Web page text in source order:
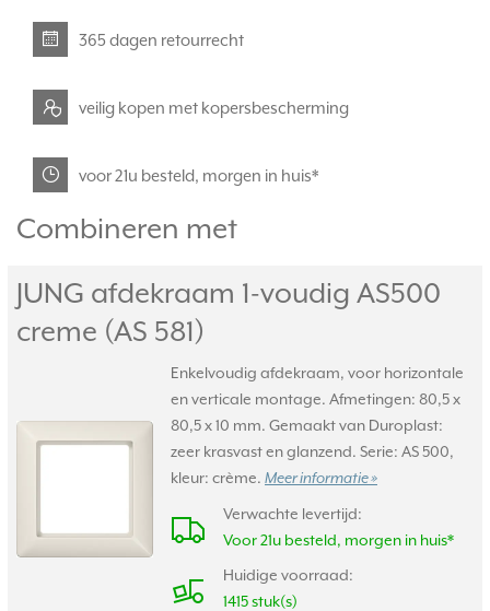
365 dagen retourrecht
veilig kopen met kopersbescherming
voor 21u besteld, morgen in huis*
Combineren met
JUNG afdekraam 1-voudig AS500
creme (AS 581)
Enkelvoudig afdekraam, voor horizontale
en verticale montage. Afmetingen: 80,5 x
80,5 x 10 mm. Gemaakt van Duroplast:
zeer krasvast en glanzend. Serie: AS 500,
kleur: crème. Meer informatie »
Verwachte levertijd:
Voor 21u besteld, morgen in huis*
Huidige voorraad:
1415 stuk(s)